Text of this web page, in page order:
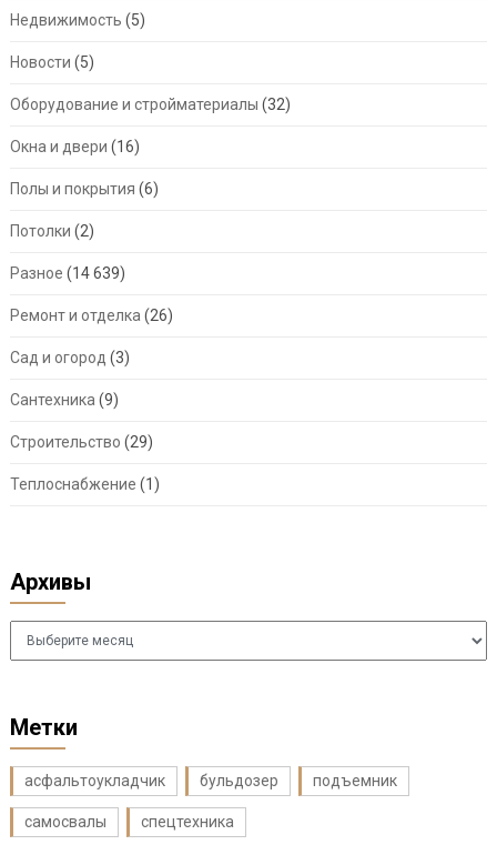
Недвижимость (5)
Новости (5)
Оборудование и стройматериалы (32)
Окна и двери (16)
Полы и покрытия (6)
Потолки (2)
Разное (14 639)
Ремонт и отделка (26)
Сад и огород (3)
Сантехника (9)
Строительство (29)
Теплоснабжение (1)
Архивы
Архивы
Метки
асфальтоукладчик бульдозер подъемник
самосвалы спецтехника